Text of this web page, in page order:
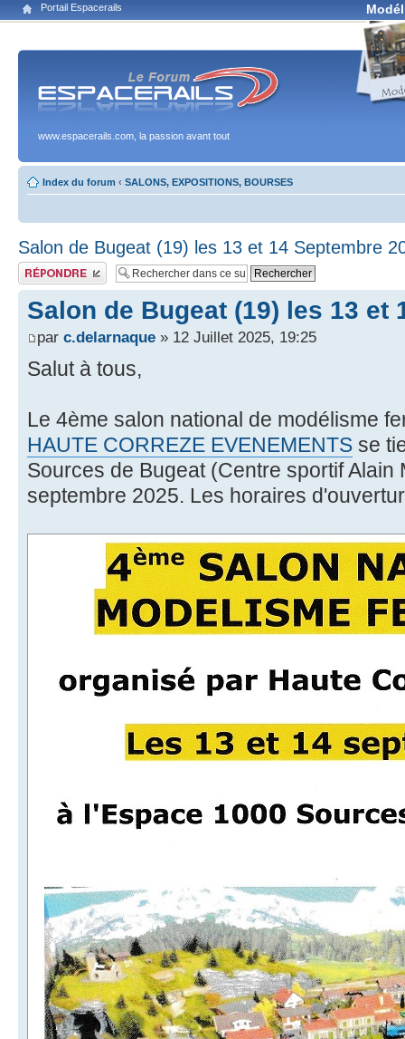
Portail Espacerails
www.espacerails.com, la passion avant tout
Index du forum ‹ SALONS, EXPOSITIONS, BOURSES
Salon de Bugeat (19) les 13 et 14 Septembre
Publier une réponse
Salon de Bugeat (19) les 13 et
par c.delarnaque » 12 Juillet 2025, 19:25
Salut à tous,
Le 4ème salon national de modélisme
HAUTE CORREZE EVENEMENTS se
Sources de Bugeat (Centre sportif Alain
septembre 2025. Les horaires